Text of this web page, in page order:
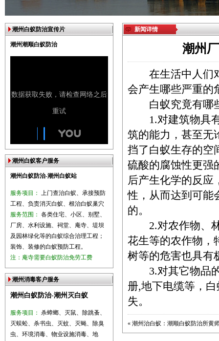
潮州白蚁防治宣传片
潮州潮顺白蚁防治
潮州白蚁客户服务
潮州白蚁防治-潮州白蚁站
服务项目： 上门查治白蚁、承接预防
工程、负责消灭白蚁、根治白蚁巢穴
服务范围： 各类住宅、小区、别墅、
厂房、水利设施、祠堂、庵寺、堤坝
及园林绿化等的白蚁综合治理工程；
装饰、装修的白蚁预防工程。
注：庵寺需要白蚁防治免劳工费
潮州消毒客户服务
潮州白蚁防治-潮州灭白蚁
服务项目： 杀蟑螂、灭鼠、除跳蚤、
灭蜈蚣、杀书虫、灭蚊、灭蝇、除臭
虫、环境消毒、物业设施消毒、地
新闻详情
潮州
在生活中人们对
会产生哪些严重的
白蚁究竟有哪些
1.对建筑物具有
筑的能力，甚至无
挡了白蚁生存的空
硫酸的腐蚀性更强
后产生化学的反应
性，从而达到可能
的。
2.对农作物、林
花生等的农作物，
树等的危害也具有
3.对其它物品的
册,地下电缆等，
失。
« 潮州治白蚁：潮顺白蚁防治所黄